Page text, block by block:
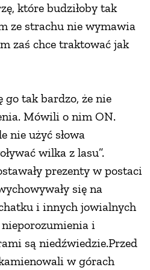
które budziłoby tak
ze strachu nie wymawia
zaś chce traktować jak
tak bardzo, że nie
Mówili o nim ON.
nie użyć słowa
wilka z lasu”.
prezenty w postaci
się na
i innych jowialnych
nieporozumienia i
są niedźwiedzie.Przed
w górach
DOMOWE
W NATURZE